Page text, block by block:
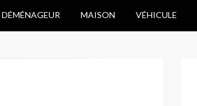
DÉMÉNAGEUR MAISON VÉHICULE